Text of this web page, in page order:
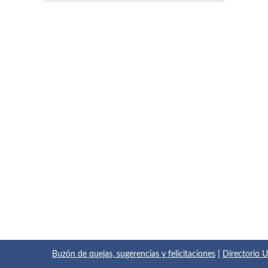
Buzón de quejas, sugerencias y felicitaciones Directorio